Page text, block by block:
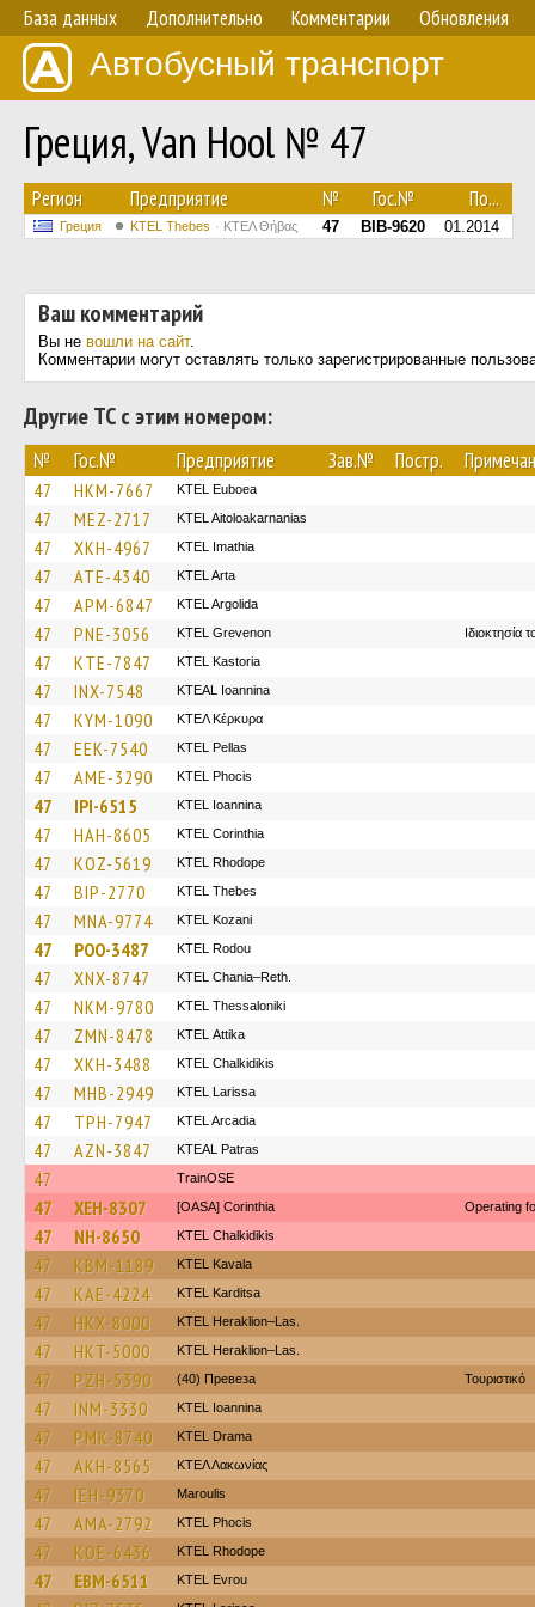
База данных Дополнительно Комментарии Обновления
Автобусный транспорт
Греция, Van Hool № 47
Регион Предприятие № Гос.№ По...
Греция KTEL Thebes ΚΤΕΛ Θήβας 47 BIB-9620 01.2014
Ваш комментарий
Вы не вошли на сайт.
Комментарии могут оставлять только зарегистрированные
Другие ТС с этим номером:
№ Гос.№ Предприятие Зав.№ Постр.
47 HKM-7667 ΚΤΕL Euboea
47 MEZ-2717 KTEL Aitoloakarnanias
47 XKH-4967 KTEL Imathia
47 ATE-4340 KTEL Arta
47 APM-6847 KTEL Argolida
47 PNE-3056 ΚΤΕL Grevenon Ιδιοκτησία
47 KTE-7847 KTEL Kastoria
47 INX-7548 KTEAL Ioannina
47 KYM-1090 ΚΤΕΛ Κέρκυρα
47 EEK-7540 KTEL Pellas
47 AME-3290 ΚΤΕL Phocis
47 IPI-6515 KTEL Ioannina
47 HAH-8605 KTEL Corinthia
47 KOZ-5619 KTEL Rhodope
47 BIP-2770 KTEL Thebes
47 MNA-9774 ΚΤΕL Kozani
47 POO-3487 ΚΤΕL Rodou
47 XNX-8747 KTEL Chania–Reth.
47 NKM-9780 KTEL Thessaloniki
47 ZMN-8478 KΤΕL Αttika
47 XKH-3488 ΚΤΕL Chalkidikis
47 MHB-2949 KTEL Larissa
47 TPH-7947 KTEL Arcadia
47 AZN-3847 KTEAL Patras
47 TrainΟSE
47 XEH-8307 [OASA] Corinthia Operating
47 NH-8650 ΚΤΕL Chalkidikis
47 KBM-1189 KTEL Kavala
47 KAE-4224 ΚΤΕL Karditsa
47 HKX-8000 KTEL Heraklion–Las.
47 HKT-5000 KTEL Heraklion–Las.
47 PZH-5390 (40) Превеза Τουριστικό
47 INM-3330 KTEL Ioannina
47 PMK-8740 KTEL Drama
47 AKH-8565 ΚΤΕΛ Λακωνίας
47 IEH-9370 Maroulis
47 AMA-2792 ΚΤΕL Phocis
47 KOE-6436 KTEL Rhodope
47 EBM-6511 KTEL Evrou